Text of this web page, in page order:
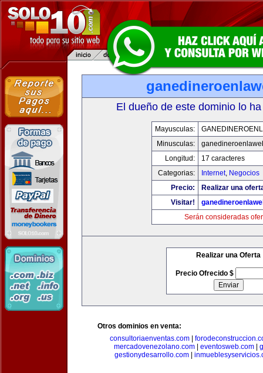
El dueño de este dominio lo
Mayusculas:
Minusculas:
Longitud:
17 caracteres
Categorias:
Internet, Negocios
Precio:
Realizar una
Visitar!
Serán consideradas
Realizar una Oferta
Precio Ofrecido $
Otros dominios en venta:
consultoriaenventas.com
mercadovenezolano.com
eventosweb.com
gestionydesarrollo.com